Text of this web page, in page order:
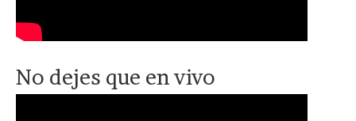
No dejes que en vivo